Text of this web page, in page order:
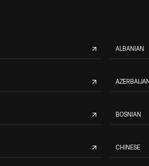
ALBANIAN
BOSNIAN
CHINESE